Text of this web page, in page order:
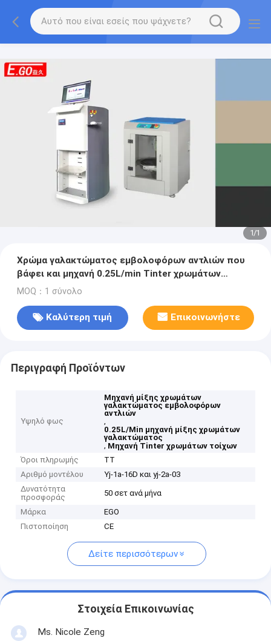
1/1
Χρώμα γαλακτώματος εμβολοφόρων αντλιών που
βάφει και μηχανή 0.25L/min Tinter χρωμάτων
τοίχων μηχανών μίξης
MOQ：1 σύνολο
Καλύτερη τιμή Επικοινωνήστε
Περιγραφή Προϊόντων
Υψηλό φως
Μηχανή μίξης χρωμάτων
γαλακτώματος εμβολοφόρων
αντλιών
,
0.25L/Min μηχανή μίξης χρωμάτων
γαλακτώματος
, Μηχανή Tinter χρωμάτων τοίχων
Όροι πληρωμής
TT
Αριθμό μοντέλου
Yj-1a-16D και yj-2a-03
Δυνατότητα
προσφοράς
50 σετ ανά μήνα
Μάρκα
EGO
Πιστοποίηση
CE
Δείτε περισσότερων
Στοιχεία Επικοινωνίας
Ms. Nicole Zeng